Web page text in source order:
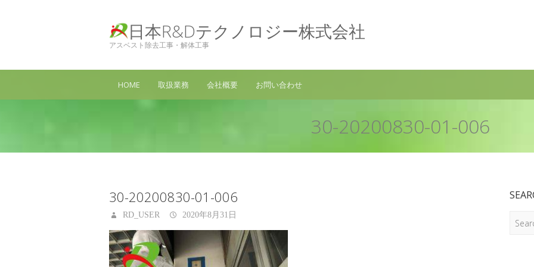
日本R&Dテクノロジー株式会社
アスベスト除去工事・解体工事
HOME 取扱業務 会社概要 お問い合わせ
30-20200830-01-006
30-20200830-01-006
RD_USER 2020年8月31日